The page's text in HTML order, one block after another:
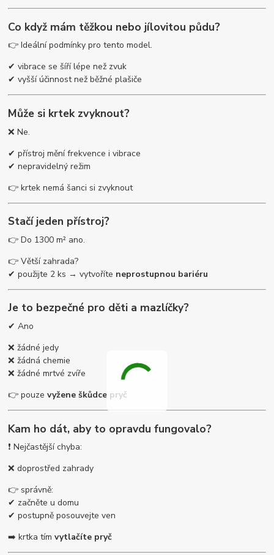
Co když mám těžkou nebo jílovitou půdu?
👉 Ideální podmínky pro tento model.
✔ vibrace se šíří lépe než zvuk
✔ vyšší účinnost než běžné plašiče
Může si krtek zvyknout?
❌ Ne.
✔ přístroj mění frekvence i vibrace
✔ nepravidelný režim
👉 krtek nemá šanci si zvyknout
Stačí jeden přístroj?
👉 Do 1300 m² ano.
👉 Větší zahrada?
✔ použijte 2 ks → vytvoříte neprostupnou bariéru
Je to bezpečné pro děti a mazlíčky?
✔ Ano
❌ žádné jedy
❌ žádná chemie
❌ žádné mrtvé zvíře
👉 pouzevyžene škůdce pryč
Kam ho dát, aby to opravdu fungovalo?
❗ Nejčastější chyba:
❌ doprostřed zahrady
👉 správně:
✔ začněte u domu
✔ postupně posouvejte ven
➡️ krtka tímvytlačíte pryč